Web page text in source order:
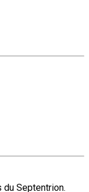
Septentrion.